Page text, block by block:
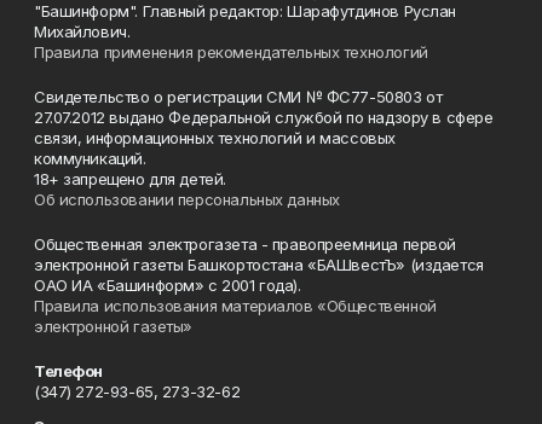
"Башинформ". Главный редактор: Шарафутдинов Руслан
Михайлович.
Правила применения рекомендательных технологий
Свидетельство о регистрации СМИ № ФС77-50803 от
27.07.2012 выдано Федеральной службой по надзору в сфере
связи, информационных технологий и массовых
коммуникаций.
18+ запрещено для детей.
Об использовании персональных данных
Общественная электрогазета - правопреемница первой
электронной газеты Башкортостана «БАШвестЪ» (издается
ОАО ИА «Башинформ» с 2001 года).
Правила использования материалов «Общественной
электронной газеты»
Телефон
(347) 272-93-65, 273-32-62